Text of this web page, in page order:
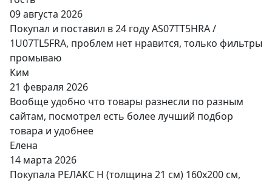
09 августа 2026
Покупал и поставил в 24 году AS07TT5HRA /
1U07TL5FRA, проблем нет нравится, только фильтры
промываю
Ким
21 февраля 2026
Вообще удобно что товары разнесли по разным
сайтам, посмотрел есть более лучший подбор
товара и удобнее
Елена
14 марта 2026
Покупала РЕЛАКС Н (толщина 21 см) 160х200 см,